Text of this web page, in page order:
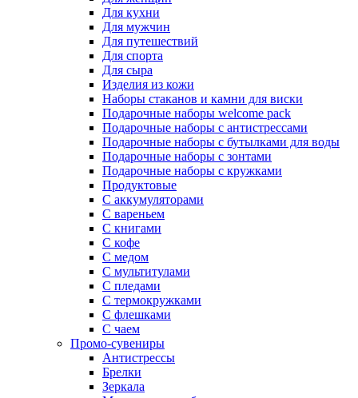
Для кухни
Для мужчин
Для путешествий
Для спорта
Для сыра
Изделия из кожи
Наборы стаканов и камни для виски
Подарочные наборы welcome pack
Подарочные наборы с антистрессами
Подарочные наборы с бутылками для воды
Подарочные наборы с зонтами
Подарочные наборы с кружками
Продуктовые
С аккумуляторами
С вареньем
С книгами
С кофе
С медом
С мультитулами
С пледами
С термокружками
С флешками
С чаем
Промо-сувениры
Антистрессы
Брелки
Зеркала